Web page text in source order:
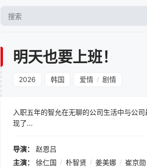
明天也要上班！
2026 韩国 爱情 / 剧情
入职五年的智允在无聊的公司生活中与公
现了...
导演：
赵恩吕
主演：
徐仁国 / 朴智贤 / 姜美娜 / 崔京勋